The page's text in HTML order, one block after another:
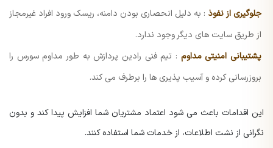
جلوگیری از نفوذ : به دلیل انحصاری بودن دامنه، ریسک ورود افراد غیرمجاز
از طریق سایت های دیگر وجود ندارد.
پشتیبانی امنیتی مداوم : تیم فنی رادین پردازش به طور مداوم سورس را
بروزرسانی کرده و آسیب پذیری ها را برطرف می کند.
این اقدامات باعث می شود اعتماد مشتریان شما افزایش پیدا کند و بدون
نگرانی از نشت اطلاعات، از خدمات شما استفاده کنند.